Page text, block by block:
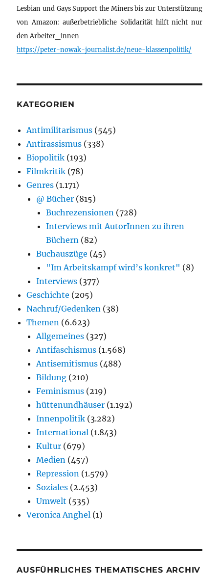
Lesbian und Gays Support the Miners bis zur Unterstützung
von Amazon: außerbetriebliche Solidarität hilft nicht nur
den Arbeiter_innen
https://peter-nowak-journalist.de/neue-klassenpolitik/
KATEGORIEN
Antimilitarismus (545)
Antirassismus (338)
Biopolitik (193)
Filmkritik (78)
Genres (1.171)
@ Bücher (815)
Buchrezensionen (728)
Interviews mit AutorInnen zu ihren
Büchern (82)
Buchauszüge (45)
"Im Arbeitskampf wird’s konkret" (8)
Interviews (377)
Geschichte (205)
Nachruf/Gedenken (38)
Themen (6.623)
Allgemeines (327)
Antifaschismus (1.568)
Antisemitismus (488)
Bildung (210)
Feminismus (219)
hüttenundhäuser (1.192)
Innenpolitik (3.282)
International (1.843)
Kultur (679)
Medien (457)
Repression (1.579)
Soziales (2.453)
Umwelt (535)
Veronica Anghel (1)
AUSFÜHRLICHES THEMATISCHES ARCHIV